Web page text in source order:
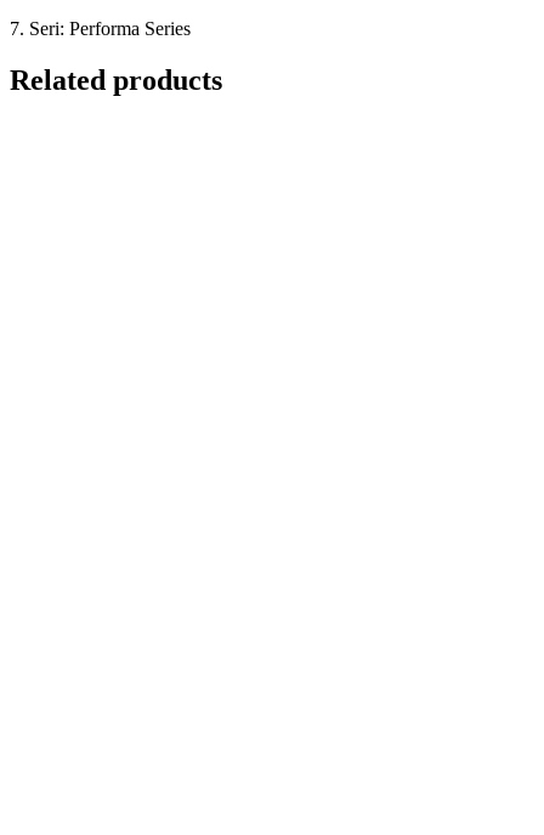
7. Seri: Performa Series
Related products